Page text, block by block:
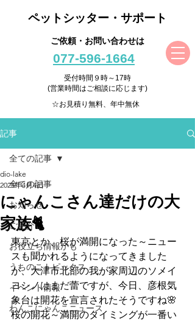
ペットシッター・サポート
ご依頼・お問い合わせは
077-596-1664
受付時間９時～17時
(営業時間はご相談に応じます)
☆お見積り無料、年中無休
記事
全ての記事
お知らせ
ご紹介
お役立ち情報かも
うちのこトピックス
イベント情報
わんこにゃんこニュース
全ての記事
にゃんこさん達だけの大
家族🐈
dio-lake
2025年4月4日
東京とか、桜が満開になった～ニュー
スも聞かれるようになってきました
が、大津市北部の我が家周辺のソメイ
ヨシノはまだ蕾ですが、今日、彦根気
象台は開花を宣言されたそうですね🌸
桜の開花～満開のタイミングが一番い